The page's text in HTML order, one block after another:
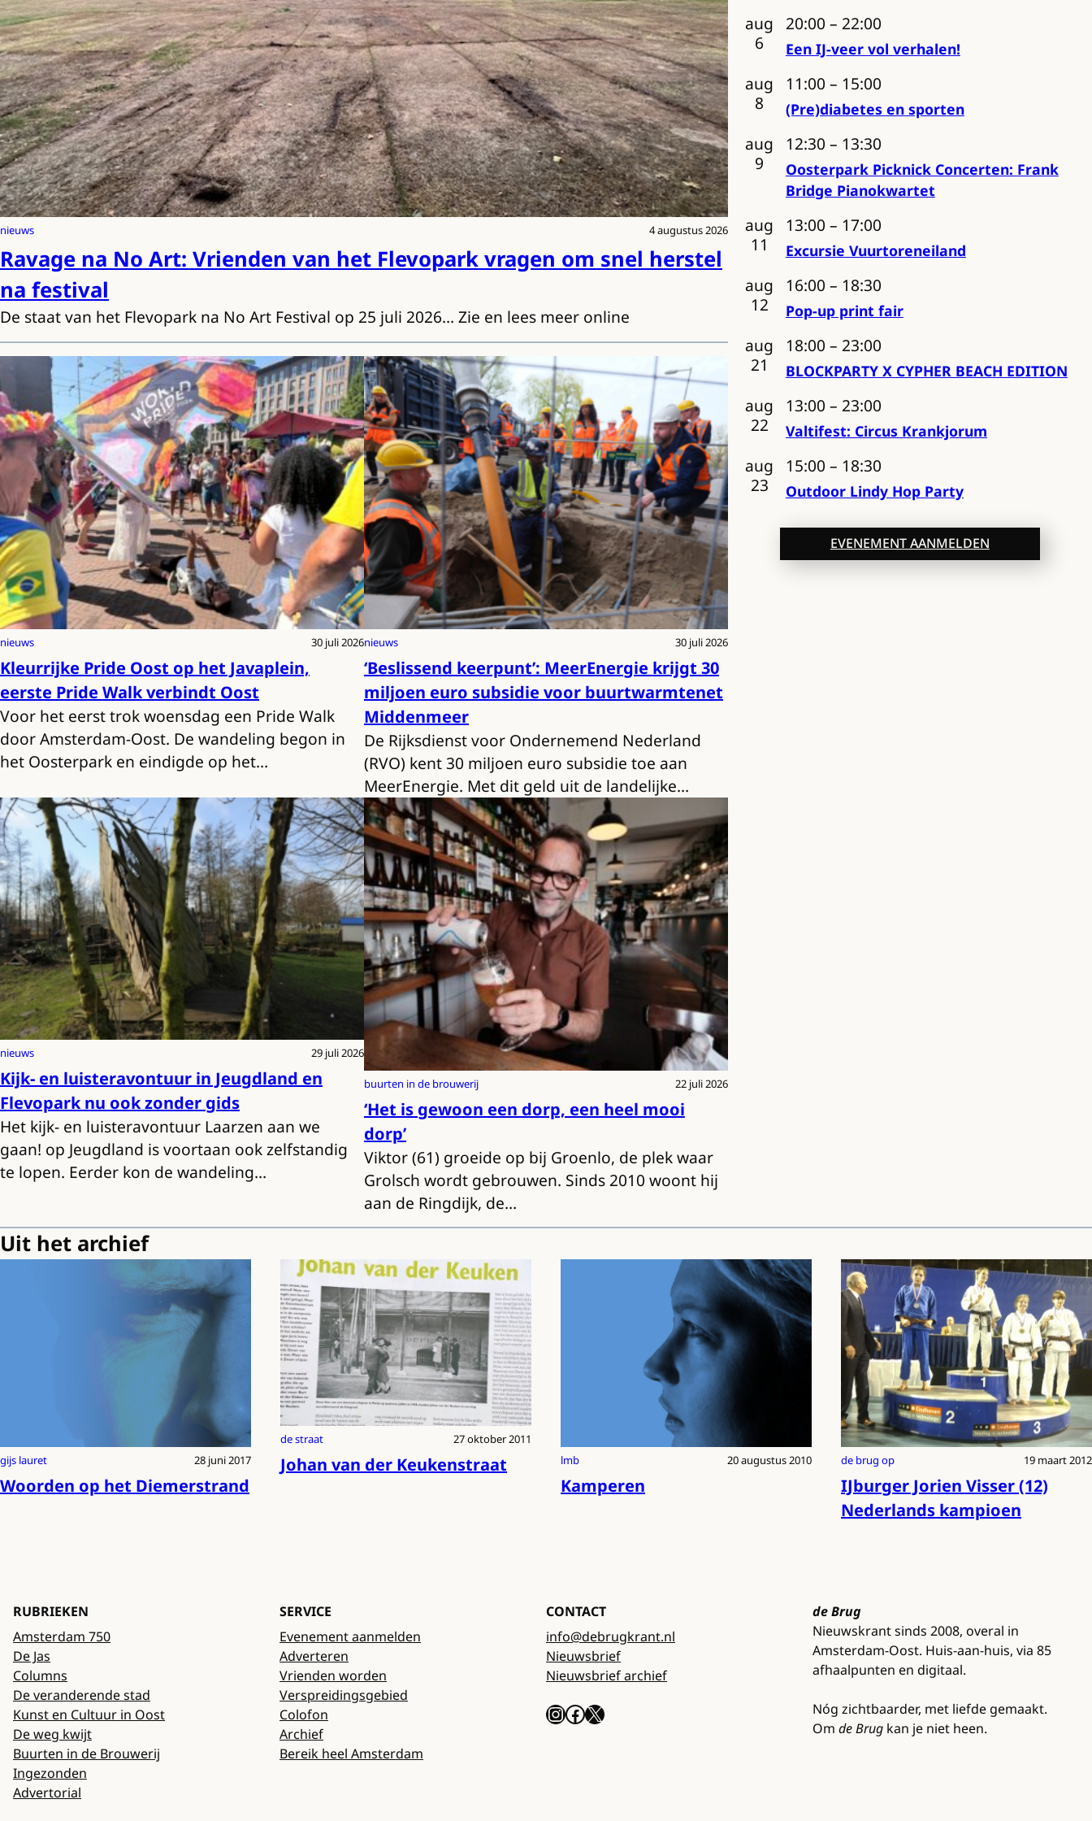
nieuws 4 augustus 2026
Ravage na No Art: Vrienden van het Flevopark vragen om snel herstel
na festival
De staat van het Flevopark na No Art Festival op 25 juli 2026… Zie en lees meer online
nieuws 30 juli 2026
Kleurrijke Pride Oost op het Javaplein,
eerste Pride Walk verbindt Oost
Voor het eerst trok woensdag een Pride Walk
door Amsterdam-Oost. De wandeling begon in
het Oosterpark en eindigde op het…
nieuws 30 juli 2026
‘Beslissend keerpunt’: MeerEnergie krijgt 30
miljoen euro subsidie voor buurtwarmtenet
Middenmeer
De Rijksdienst voor Ondernemend Nederland
(RVO) kent 30 miljoen euro subsidie toe aan
MeerEnergie. Met dit geld uit de landelijke…
nieuws 29 juli 2026
Kijk- en luisteravontuur in Jeugdland en
Flevopark nu ook zonder gids
Het kijk- en luisteravontuur Laarzen aan we
gaan! op Jeugdland is voortaan ook zelfstandig
te lopen. Eerder kon de wandeling…
buurten in de brouwerij 22 juli 2026
‘Het is gewoon een dorp, een heel mooi
dorp’
Viktor (61) groeide op bij Groenlo, de plek waar
Grolsch wordt gebrouwen. Sinds 2010 woont hij
aan de Ringdijk, de…
aug
6
20:00 – 22:00
Een IJ-veer vol verhalen!
aug
8
11:00 – 15:00
(Pre)diabetes en sporten
aug
9
12:30 – 13:30
Oosterpark Picknick Concerten: Frank
Bridge Pianokwartet
aug
11
13:00 – 17:00
Excursie Vuurtoreneiland
aug
12
16:00 – 18:30
Pop-up print fair
aug
21
18:00 – 23:00
BLOCKPARTY X CYPHER BEACH EDITION
aug
22
13:00 – 23:00
Valtifest: Circus Krankjorum
aug
23
15:00 – 18:30
Outdoor Lindy Hop Party
EVENEMENT AANMELDEN
Uit het archief
gijs lauret 28 juni 2017
Woorden op het Diemerstrand
de straat 27 oktober 2011
Johan van der Keukenstraat lmb 20 augustus 2010
Kamperen
de brug op 19 maart 2012
IJburger Jorien Visser (12)
Nederlands kampioen
RUBRIEKEN
Amsterdam 750
De Jas
Columns
De veranderende stad
Kunst en Cultuur in Oost
De weg kwijt
Buurten in de Brouwerij
Ingezonden
Advertorial
SERVICE
Evenement aanmelden
Adverteren
Vrienden worden
Verspreidingsgebied
Colofon
Archief
Bereik heel Amsterdam
CONTACT
info@debrugkrant.nl
Nieuwsbrief
Nieuwsbrief archief
InstagramFacebook X
de Brug
Nieuwskrant sinds 2008, overal in
Amsterdam-Oost. Huis-aan-huis, via 85
afhaalpunten en digitaal.
Nóg zichtbaarder, met liefde gemaakt.
Om de Brug kan je niet heen.